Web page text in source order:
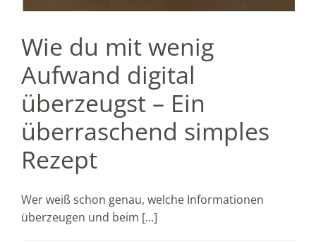
Wie du mit wenig
Aufwand digital
überzeugst – Ein
überraschend simples
Rezept
Wer weiß schon genau, welche Informationen
überzeugen und beim [...]